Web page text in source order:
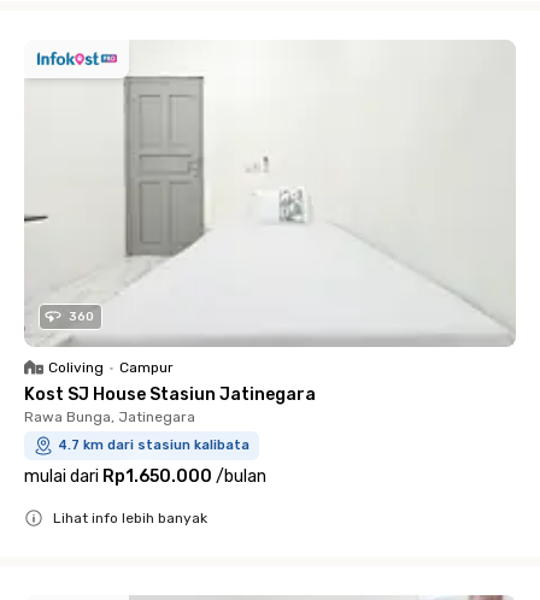
360
Coliving • Campur
Kost SJ House Stasiun Jatinegara
Rawa Bunga, Jatinegara
4.7 km dari stasiun kalibata
mulai dari Rp1.650.000 /bulan
Lihat info lebih banyak